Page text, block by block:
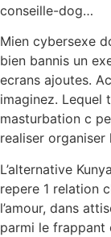
conseille-dog…
Mien cybersexe
bien bannis un
ecrans ajoutes.
imaginez. Lequel
masturbation c
realiser organiser
L’alternative
repere 1 relation
l’amour, dans
parmi le frappant